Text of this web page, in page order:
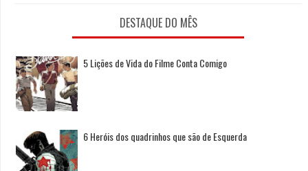
DESTAQUE DO MÊS
5 Lições de Vida do Filme Conta Comigo
6 Heróis dos quadrinhos que são de Esquerda